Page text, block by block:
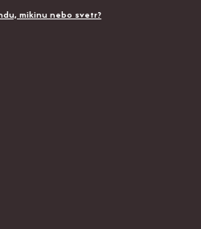
mikinu nebo svetr?